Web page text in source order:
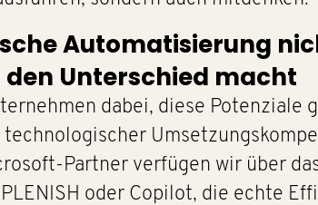
Automatisierung
Unterschied macht
dabei, diese
Partner verfügen wir über
oder Copilot, die echte